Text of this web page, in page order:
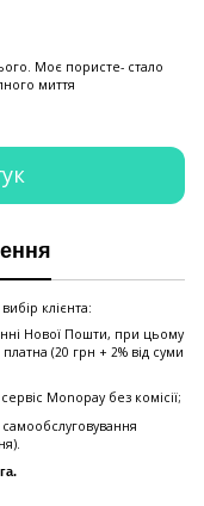
Моє пористе- стало
миття
клієнта:
Нової Пошти, при цьому
(20 грн + 2% від суми
Monopay без комісії;